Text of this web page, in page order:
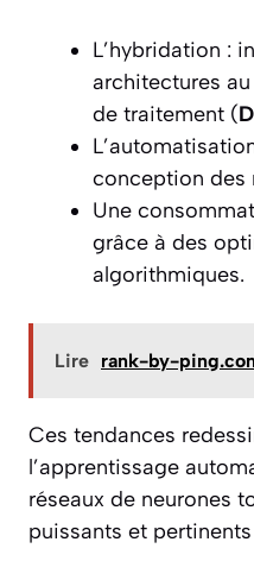
L’hybridation :
architectures
de traitement (
conception des
Une
grâce à des
algorithmiques.
Lire rank-by-
Ces tendances
l’apprentissage
réseaux de neurones
puissants et